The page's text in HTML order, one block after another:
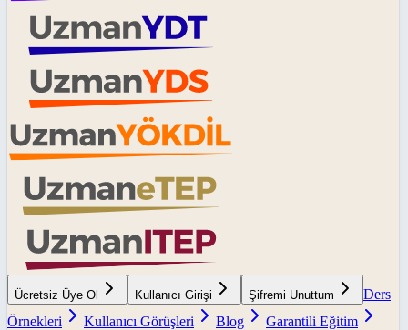
Ücretsiz Üye Ol Kullanıcı Girişi Şifremi Unuttum
Ders
Örnekleri
Kullanıcı Görüşleri Blog
Garantili Eğitim